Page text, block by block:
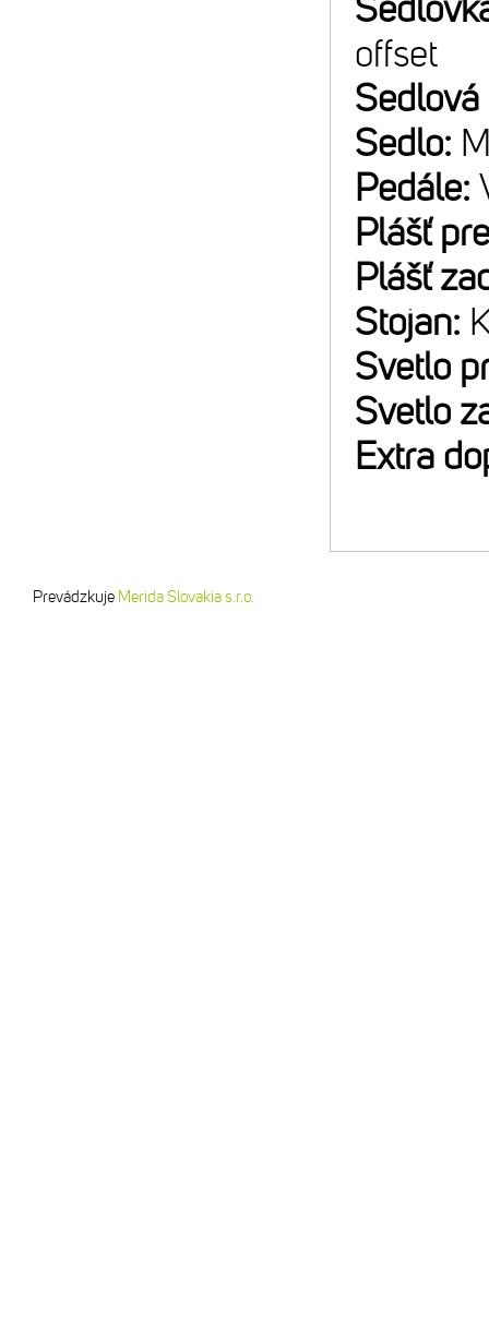
offset
Sedlo:
Pedále:
Plášť
Plášť
Stojan:
Svetlo
Svetlo
Extra
Prevádzkuje Merida Slovakia s.r.o.